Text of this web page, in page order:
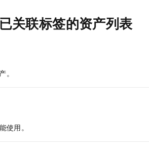
关联标签的资产列表
。
使用。